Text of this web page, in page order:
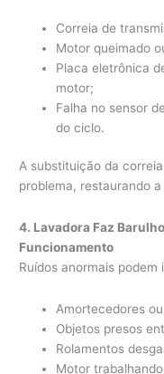
Correia de
Motor queimado
Placa eletrônica
motor;
Falha no sensor
do ciclo.
A substituição da
problema, restaurando
4. Lavadora Faz
Funcionamento
Ruídos anormais
Amortecedores
Objetos presos
Rolamentos
Motor